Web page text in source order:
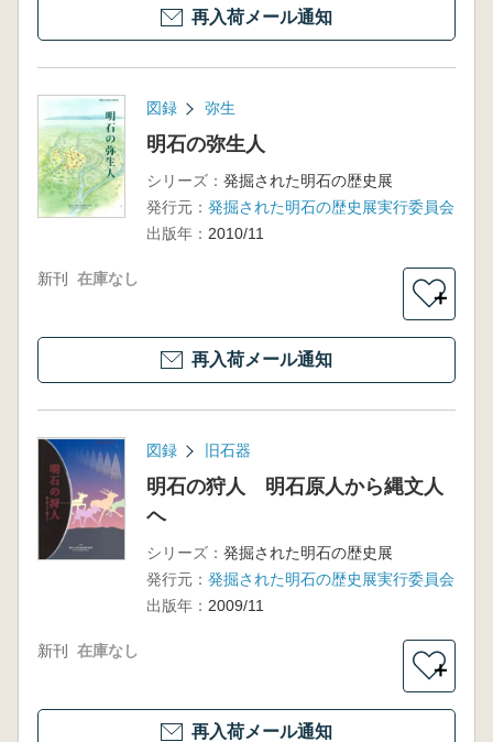
再入荷メール通知
図録 弥生
明石の弥生人
シリーズ： 発掘された明石の歴史展
発行元： 発掘された明石の歴史展実行委員会
出版年： 2010/11
新刊 在庫なし
＋
再入荷メール通知
図録 旧石器
明石の狩人 明石原人から縄文人
ヘ
シリーズ： 発掘された明石の歴史展
発行元： 発掘された明石の歴史展実行委員会
出版年： 2009/11
新刊 在庫なし
＋
再入荷メール通知